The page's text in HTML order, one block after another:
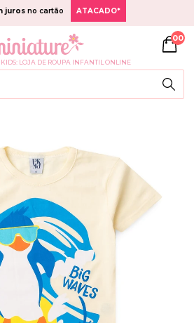
juros no cartão ATACADO*
LOJA DE ROUPA INFANTIL ONLINE
00